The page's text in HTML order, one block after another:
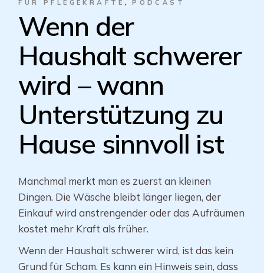
FÜR PFLEGEKRÄFTE
PODCAST
Wenn der
Haushalt schwerer
wird – wann
Unterstützung zu
Hause sinnvoll ist
Manchmal merkt man es zuerst an kleinen
Dingen. Die Wäsche bleibt länger liegen, der
Einkauf wird anstrengender oder das Aufräumen
kostet mehr Kraft als früher.
Wenn der Haushalt schwerer wird, ist das kein
Grund für Scham. Es kann ein Hinweis sein, dass